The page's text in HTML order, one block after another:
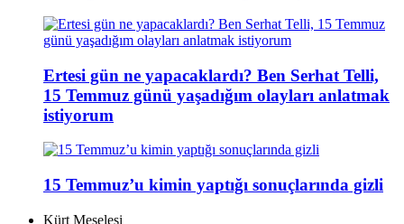
Ertesi gün ne yapacaklardı? Ben Serhat Telli,
15 Temmuz günü yaşadığım olayları anlatmak
istiyorum
15 Temmuz’u kimin yaptığı sonuçlarında gizli
Kürt Meselesi